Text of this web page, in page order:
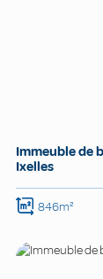
Immeuble de
Ixelles
846m²